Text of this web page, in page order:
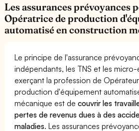
Les assurances prévoyances
Opératrice de production
automatisé en construction
Le principe de l'assurance
indépendants, les TNS et les
exerçant la profession de
production d'équipement
mécanique est decouvrir les
pertes de revenus dues à des
maladies. Les assurances